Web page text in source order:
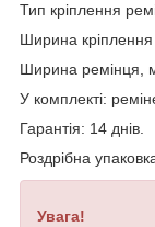
Тип кріплення
Ширина кріплення
Ширина ремінця,
У комплекті:
Гарантія: 14 днів.
Роздрібна
Увага!